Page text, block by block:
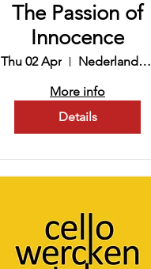
The Passion of
Innocence
Thu 02 Apr
Nederlands Hervormde Kerk
More info
Details